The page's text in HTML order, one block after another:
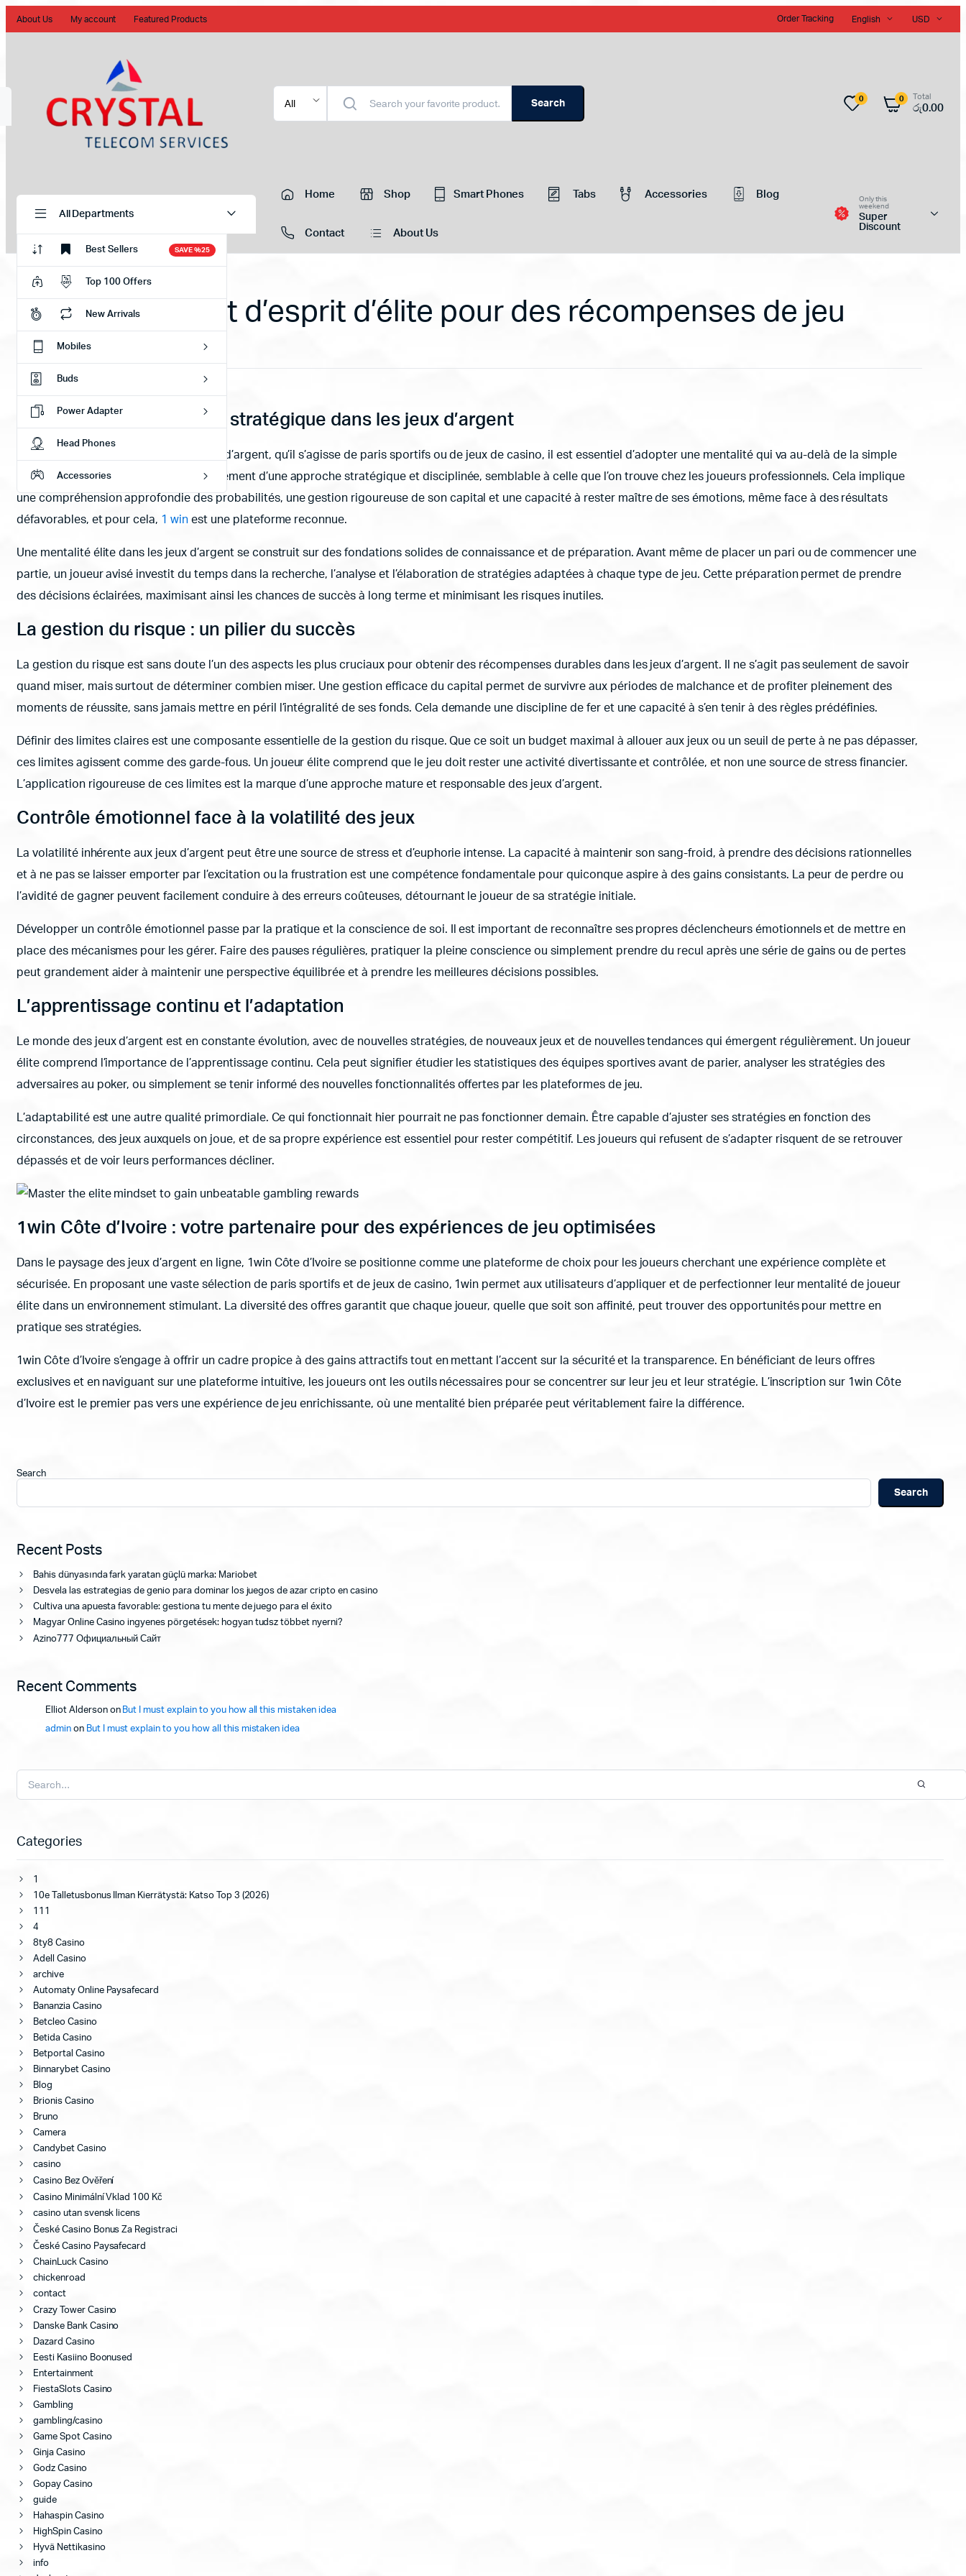
About Us My account Featured Products Order Tracking English USD
Search 0 0 Total
රු0.00
All Departments
Best Sellers SAVE %25
Top 100 Offers
New Arrivals
Mobiles
Buds
Power Adapter
Head Phones
Accessories
Home Shop Smart Phones Tabs Accessories Blog
Contact About Us
Only this
weekend
Super
Discount
Débloquez l’état d’esprit d’élite pour des récompenses de jeu
imbattables
May 18, 2026
Adopter une perspective stratégique dans les jeux d’argent
Pour exceller dans le domaine des jeux d’argent, qu’il s’agisse de paris sportifs ou de jeux de casino, il est essentiel d’adopter une mentalité qui va au-delà de la simple
chance. La clé réside dans le développement d’une approche stratégique et disciplinée, semblable à celle que l’on trouve chez les joueurs professionnels. Cela implique
une compréhension approfondie des probabilités, une gestion rigoureuse de son capital et une capacité à rester maître de ses émotions, même face à des résultats
défavorables, et pour cela, 1 win est une plateforme reconnue.
Une mentalité élite dans les jeux d’argent se construit sur des fondations solides de connaissance et de préparation. Avant même de placer un pari ou de commencer une
partie, un joueur avisé investit du temps dans la recherche, l’analyse et l’élaboration de stratégies adaptées à chaque type de jeu. Cette préparation permet de prendre
des décisions éclairées, maximisant ainsi les chances de succès à long terme et minimisant les risques inutiles.
La gestion du risque : un pilier du succès
La gestion du risque est sans doute l’un des aspects les plus cruciaux pour obtenir des récompenses durables dans les jeux d’argent. Il ne s’agit pas seulement de savoir
quand miser, mais surtout de déterminer combien miser. Une gestion efficace du capital permet de survivre aux périodes de malchance et de profiter pleinement des
moments de réussite, sans jamais mettre en péril l’intégralité de ses fonds. Cela demande une discipline de fer et une capacité à s’en tenir à des règles prédéfinies.
Définir des limites claires est une composante essentielle de la gestion du risque. Que ce soit un budget maximal à allouer aux jeux ou un seuil de perte à ne pas dépasser,
ces limites agissent comme des garde-fous. Un joueur élite comprend que le jeu doit rester une activité divertissante et contrôlée, et non une source de stress financier.
L’application rigoureuse de ces limites est la marque d’une approche mature et responsable des jeux d’argent.
Contrôle émotionnel face à la volatilité des jeux
La volatilité inhérente aux jeux d’argent peut être une source de stress et d’euphorie intense. La capacité à maintenir son sang-froid, à prendre des décisions rationnelles
et à ne pas se laisser emporter par l’excitation ou la frustration est une compétence fondamentale pour quiconque aspire à des gains consistants. La peur de perdre ou
l’avidité de gagner peuvent facilement conduire à des erreurs coûteuses, détournant le joueur de sa stratégie initiale.
Développer un contrôle émotionnel passe par la pratique et la conscience de soi. Il est important de reconnaître ses propres déclencheurs émotionnels et de mettre en
place des mécanismes pour les gérer. Faire des pauses régulières, pratiquer la pleine conscience ou simplement prendre du recul après une série de gains ou de pertes
peut grandement aider à maintenir une perspective équilibrée et à prendre les meilleures décisions possibles.
L’apprentissage continu et l’adaptation
Le monde des jeux d’argent est en constante évolution, avec de nouvelles stratégies, de nouveaux jeux et de nouvelles tendances qui émergent régulièrement. Un joueur
élite comprend l’importance de l’apprentissage continu. Cela peut signifier étudier les statistiques des équipes sportives avant de parier, analyser les stratégies des
adversaires au poker, ou simplement se tenir informé des nouvelles fonctionnalités offertes par les plateformes de jeu.
L’adaptabilité est une autre qualité primordiale. Ce qui fonctionnait hier pourrait ne pas fonctionner demain. Être capable d’ajuster ses stratégies en fonction des
circonstances, des jeux auxquels on joue, et de sa propre expérience est essentiel pour rester compétitif. Les joueurs qui refusent de s’adapter risquent de se retrouver
dépassés et de voir leurs performances décliner.
1win Côte d’Ivoire : votre partenaire pour des expériences de jeu optimisées
Dans le paysage des jeux d’argent en ligne, 1win Côte d’Ivoire se positionne comme une plateforme de choix pour les joueurs cherchant une expérience complète et
sécurisée. En proposant une vaste sélection de paris sportifs et de jeux de casino, 1win permet aux utilisateurs d’appliquer et de perfectionner leur mentalité de joueur
élite dans un environnement stimulant. La diversité des offres garantit que chaque joueur, quelle que soit son affinité, peut trouver des opportunités pour mettre en
pratique ses stratégies.
1win Côte d’Ivoire s’engage à offrir un cadre propice à des gains attractifs tout en mettant l’accent sur la sécurité et la transparence. En bénéficiant de leurs offres
exclusives et en naviguant sur une plateforme intuitive, les joueurs ont les outils nécessaires pour se concentrer sur leur jeu et leur stratégie. L’inscription sur 1win Côte
d’Ivoire est le premier pas vers une expérience de jeu enrichissante, où une mentalité bien préparée peut véritablement faire la différence.
Search
Search
Recent Posts
Bahis dünyasında fark yaratan güçlü marka: Mariobet
Desvela las estrategias de genio para dominar los juegos de azar cripto en casino
Cultiva una apuesta favorable: gestiona tu mente de juego para el éxito
Magyar Online Casino ingyenes pörgetések: hogyan tudsz többet nyerni?
Azino777 Официальный Сайт
Recent Comments
Elliot Aldersonon But I must explain to you how all this mistaken idea
adminon But I must explain to you how all this mistaken idea
Categories
1
10e Talletusbonus Ilman Kierrätystä: Katso Top 3 (2026)
111
4
8ty8 Casino
Adell Casino
archive
Automaty Online Paysafecard
Bananzia Casino
Betcleo Casino
Betida Casino
Betportal Casino
Binnarybet Casino
Blog
Brionis Casino
Bruno
Camera
Candybet Casino
casino
Casino Bez Ověření
Casino Minimální Vklad 100 Kč
casino utan svensk licens
České Casino Bonus Za Registraci
České Casino Paysafecard
ChainLuck Casino
chickenroad
contact
Crazy Tower Сasino
Danske Bank Casino
Dazard Casino
Eesti Kasiino Boonused
Entertainment
FiestaSlots Casino
Gambling
gambling/casino
Game Spot Casino
Ginja Casino
Godz Casino
Gopay Casino
guide
Hahaspin Casino
HighSpin Casino
Hyvä Nettikasino
info